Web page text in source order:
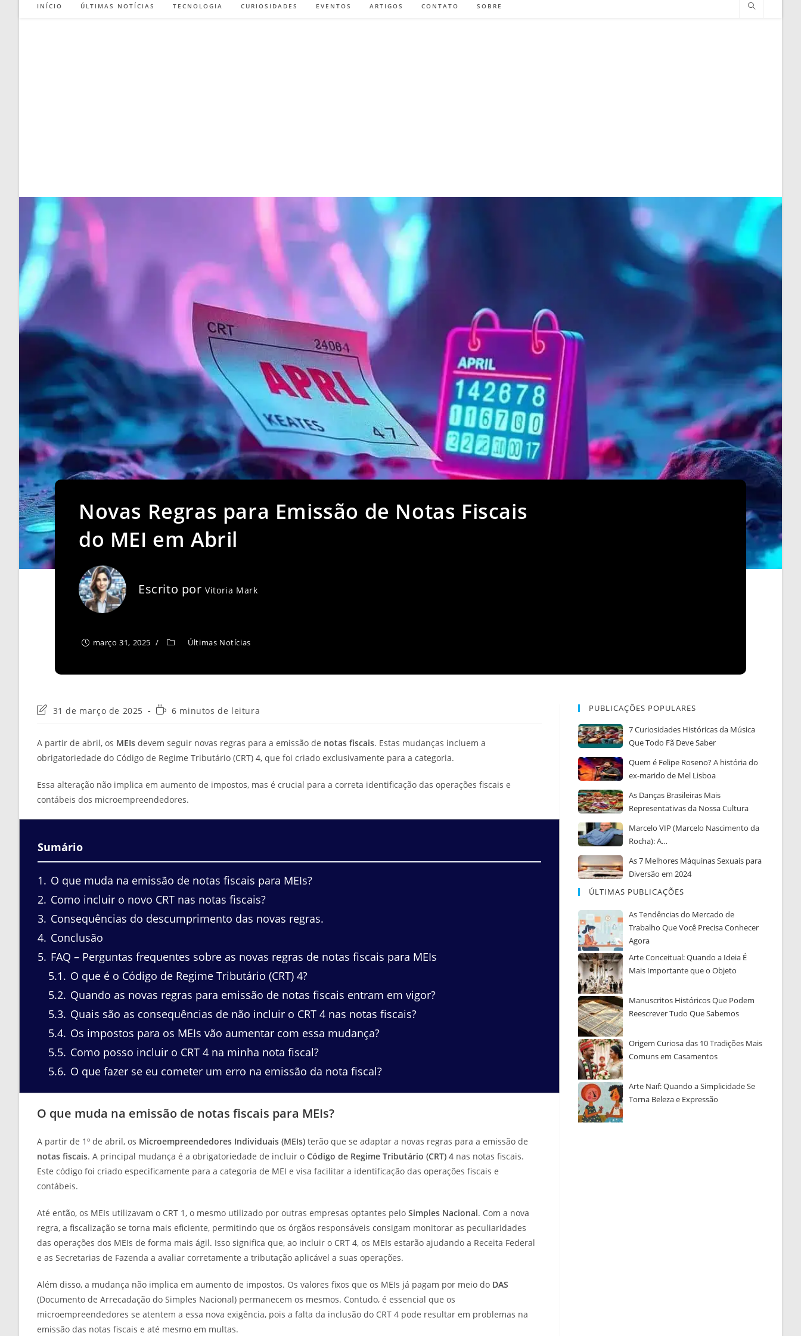
INÍCIO ÚLTIMAS NOTÍCIAS TECNOLOGIA CURIOSIDADES EVENTOS ARTIGOS CONTATO SOBRE
Novas Regras para Emissão de Notas Fiscais
do MEI em Abril
Escrito porVitoria Mark
março 31, 2025 Últimas Notícias
Última
post:
31 de março de 2025
Tempo6 minutos de leitura
A partir de abril, os MEIs devem seguir novas regras para a emissão de notas fiscais. Estas mudanças incluem a
obrigatoriedade do Código de Regime Tributário (CRT) 4, que foi criado exclusivamente para a categoria.
Essa alteração não implica em aumento de impostos, mas é crucial para a correta identificação das operações fiscais e
contábeis dos microempreendedores.
Sumário
1
O que muda na emissão de notas fiscais para MEIs?
2 Como incluir o novo CRT nas notas fiscais?
3 Consequências do descumprimento das novas regras.
4 Conclusão
5 FAQ – Perguntas frequentes sobre as novas regras de notas fiscais para MEIs
5.1
O que é o Código de Regime Tributário (CRT) 4?
5.2 Quando as novas regras para emissão de notas fiscais entram em vigor?
5.3 Quais são as consequências de não incluir o CRT 4 nas notas fiscais?
5.4 Os impostos para os MEIs vão aumentar com essa mudança?
5.5 Como posso incluir o CRT 4 na minha nota fiscal?
5.6 O que fazer se eu cometer um erro na emissão da nota fiscal?
O que muda na emissão de notas fiscais para MEIs?
A partir de 1º de abril, os Microempreendedores Individuais (MEIs) terão que se adaptar a novas regras para a emissão de
notas fiscais. A principal mudança é a obrigatoriedade de incluir o Código de Regime Tributário (CRT) 4 nas notas fiscais.
Este código foi criado especificamente para a categoria de MEI e visa facilitar a identificação das operações fiscais e
contábeis.
Até então, os MEIs utilizavam o CRT 1, o mesmo utilizado por outras empresas optantes pelo Simples Nacional. Com a nova
regra, a fiscalização se torna mais eficiente, permitindo que os órgãos responsáveis consigam monitorar as peculiaridades
das operações dos MEIs de forma mais ágil. Isso significa que, ao incluir o CRT 4, os MEIs estarão ajudando a Receita Federal
e as Secretarias de Fazenda a avaliar corretamente a tributação aplicável a suas operações.
Além disso, a mudança não implica em aumento de impostos. Os valores fixos que os MEIs já pagam por meio do DAS
(Documento de Arrecadação do Simples Nacional) permanecem os mesmos. Contudo, é essencial que os
microempreendedores se atentem a essa nova exigência, pois a falta da inclusão do CRT 4 pode resultar em problemas na
emissão das notas fiscais e até mesmo em multas.
PUBLICAÇÕES POPULARES
7 Curiosidades Históricas da Música
Que Todo Fã Deve Saber
Quem é Felipe Roseno? A história do
ex-marido de Mel Lisboa
As Danças Brasileiras Mais
Representativas da Nossa Cultura
Marcelo VIP (Marcelo Nascimento da
Rocha): A…
As 7 Melhores Máquinas Sexuais para
Diversão em 2024
ÚLTIMAS PUBLICAÇÕES
As Tendências do Mercado de
Trabalho Que Você Precisa Conhecer
Agora
Arte Conceitual: Quando a Ideia É
Mais Importante que o Objeto
Manuscritos Históricos Que Podem
Reescrever Tudo Que Sabemos
Origem Curiosa das 10 Tradições Mais
Comuns em Casamentos
Arte Naïf: Quando a Simplicidade Se
Torna Beleza e Expressão